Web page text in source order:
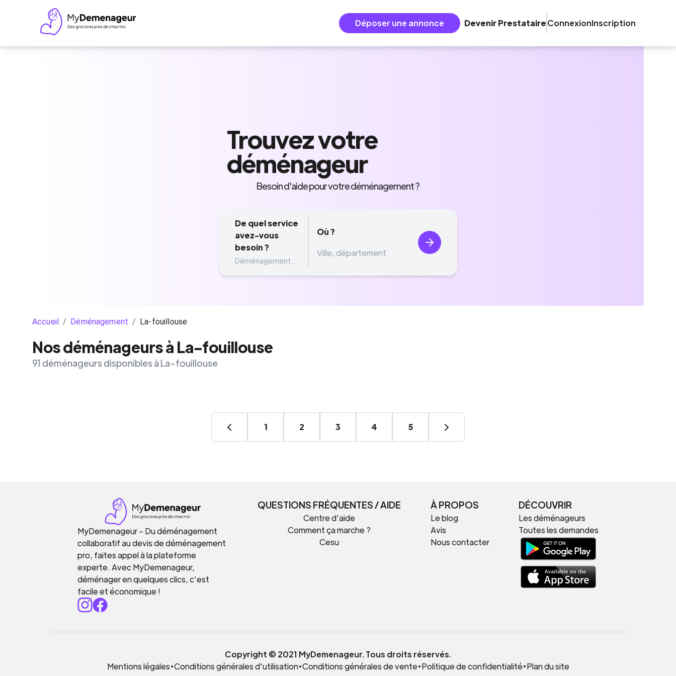
Déposer une annonce Devenir PrestataireConnexionInscription
Trouvezvotre
déménageur
Besoin d'aide pour votre déménagement ?
De quel service
avez-vous
besoin ?
Déménagement...
Où ?
Accueil / Déménagement / La-fouillouse
Nos déménageurs à La-fouillouse
91 déménageurs disponibles à La-fouillouse
1 2 3 4 5
MyDemenageur – Du déménagement
collaboratif au devis de déménagement
pro, faites appel à la plateforme
experte. Avec MyDemenageur,
déménager en quelques clics, c’est
facile et économique !
QUESTIONS FRÉQUENTES / AIDE
Centre d'aide
Comment ça marche ?
Cesu
À PROPOS
Le blog
Avis
Nous contacter
DÉCOUVRIR
Les déménageurs
Toutes les demandes
Copyright © 2021 MyDemenageur. Tous droits réservés.
Mentions légales•Conditions générales d'utilisation•Conditions générales de vente•Politique de confidentialité•Plan du site